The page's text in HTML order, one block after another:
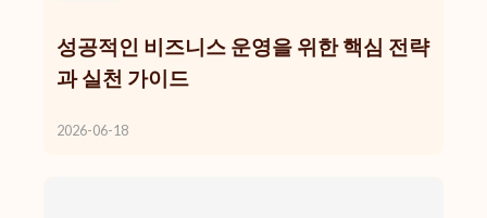
성공적인 비즈니스 운영을 위한 핵심 전략
과 실천 가이드
2026-06-18